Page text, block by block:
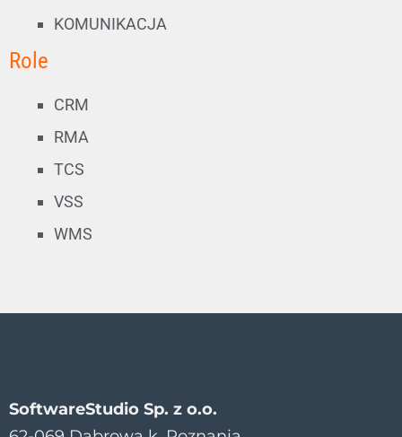
KOMUNIKACJA
Role
CRM
RMA
TCS
VSS
WMS
SoftwareStudio Sp. z o.o.